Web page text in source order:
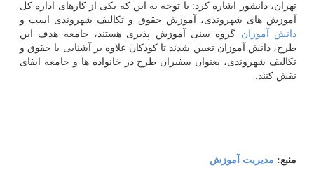
تهران، دانشور اشاره كرد: با توجه به این كه یكی از كارهای اداره كل
آموزش های شهروندی، آموزش حقوق و تكالیف شهروندی است و
دانش آموزان گروه سنی آموزش پذیری هستند، جامعه هدف این
طرح، دانش آموزان تعیین شدند تا كودكان علاوه بر آشنایی با حقوق و
تكالیف شهروندی، بعنوان سفیران طرح در خانواده ها و جامعه ایفای
نقش كنند.
منبع: مدیریت آموزش